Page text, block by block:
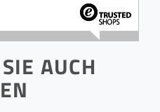
AUCH